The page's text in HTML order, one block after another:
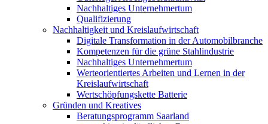
Nachhaltiges Unternehmertum
Qualifizierung
Nachhaltigkeit und Kreislaufwirtschaft
Digitale Transformation in der Automobilbranche
Kompetenzen für die grüne Stahlindustrie
Nachhaltiges Unternehmertum
Werteorientiertes Arbeiten und Lernen in der
Kreislaufwirtschaft
Wertschöpfungskette Batterie
Gründen und Kreatives
Beratungsprogramm Saarland